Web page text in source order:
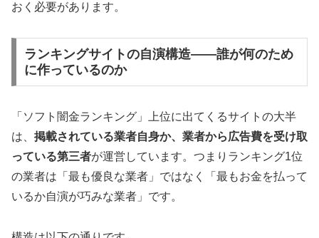
おく必要があります。
ランキングサイトの自演構造——誰が何のため
に作っているのか
「ソフト闇金ランキング」上位に出てくるサイトの大半
は、 掲載されている業者自身か、業者から広告費を受け取
っている第三者が運営しています。つまりランキング1位
の業者は「最も優良な業者」ではなく「最もお金を払って
いるか自演が巧みな業者」です。